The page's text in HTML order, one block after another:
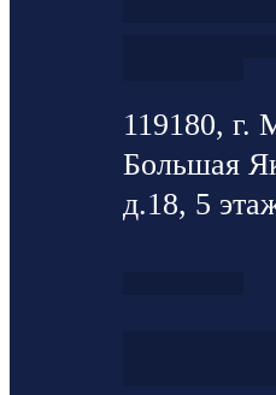
119180, г.
Большая
д.18, 5